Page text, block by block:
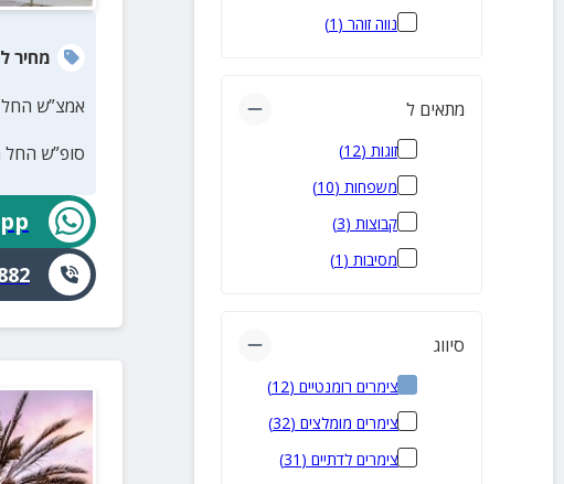
נווה זוהר (
1
)
מתאים ל
זוגות (
12
)
משפחות (
10
)
קבוצות (
3
)
מסיבות (
1
)
סיווג
צימרים רומנטיים (
12
)
צימרים מומלצים (
32
)
צימרים לדתיים (
31
)
מחיר
אמצ”ש
סופ”ש החל